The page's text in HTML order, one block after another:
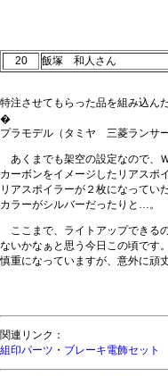
20 飯塚 和人さん
特注させてもらった品を組み込ん
�
プラモデル（タミヤ 三菱ランサ
あくまでも架空の設定なので、
カーボンをイメージしたリアスポ
リアスポイラーが２枚になってい
カラーがシルバーだったりと…。
ここまで、ライトアップできる
ないかなぁと思う今日この頃で
慎重になっていますが、意外に頑
関連リンク：
組印パーツ ・ ブレーキ電飾セット